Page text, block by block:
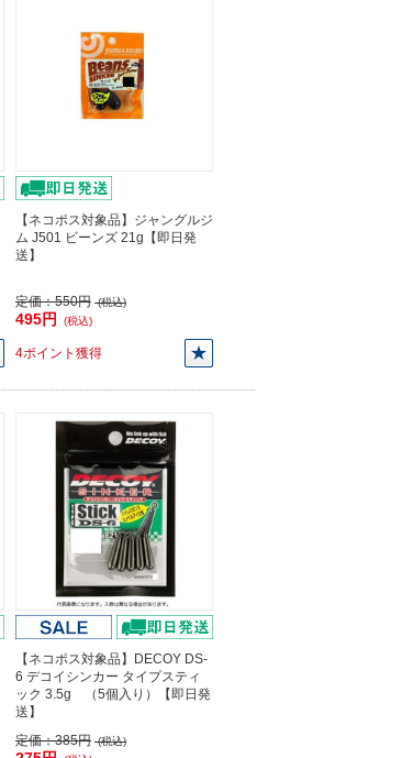
【ネコポス対象品】ジャングルジ
ム J501 ビーンズ 21g【即日発
送】
定価：550円 (税込)
495円 (税込)
4ポイント獲得
【ネコポス対象品】DECOY DS-
6 デコイシンカー タイプスティ
ック 3.5g （5個入り）【即日発
送】
定価：385円 (税込)